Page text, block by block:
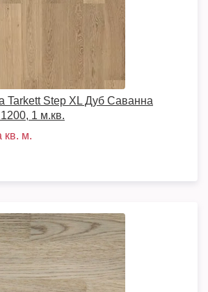
Tarkett Step XL Дуб Саванна
1 м.кв.
кв. м.